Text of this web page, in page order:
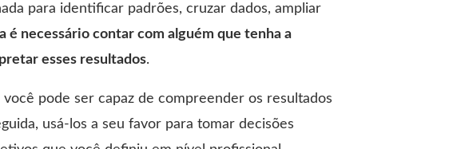
para identificar padrões, cruzar dados, ampliar
é necessário contar com alguém que tenha a
esses resultados.
pode ser capaz de compreender os resultados
usá-los a seu favor para tomar decisões